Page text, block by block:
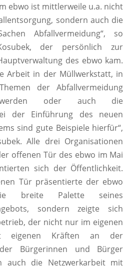
ebwo ist mittlerweile u.a. nicht
sondern auch die
Abfallvermeidung“, so
der persönlich zur
des ebwo kam.
Arbeit in der Müllwerkstatt, in
der Abfallvermeidung
werden oder auch die
der Einführung des neuen
sind gute Beispiele hierfür“,
Alle drei Organisationen
offenen Tür des ebwo im Mai
sich der Öffentlichkeit.
Tür präsentierte der ebwo
breite Palette seines
sondern zeigte sich
der nicht nur im eigenen
eigenen Kräften an der
der Bürgerinnen und Bürger
auch die Netzwerkarbeit mit